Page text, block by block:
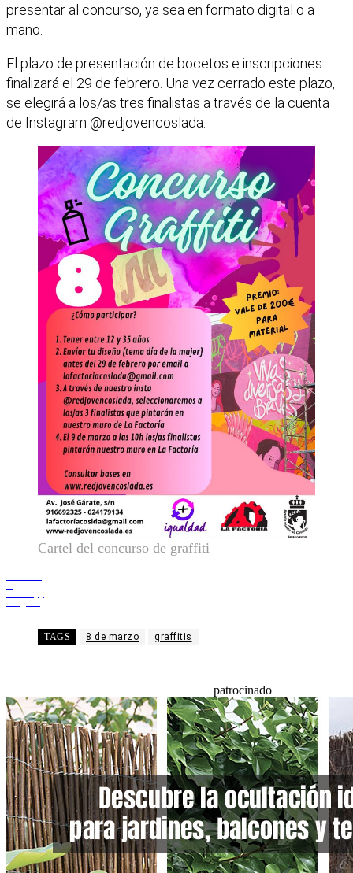
presentar al concurso, ya sea en formato digital o a
mano.
El plazo de presentación de bocetos e inscripciones
finalizará el 29 de febrero. Una vez cerrado este plazo,
se elegirá a los/as tres finalistas a través de la cuenta
de Instagram @redjovencoslada.
Cartel del concurso de graffiti
TAGS 8 de marzo graffitis
patrocinado